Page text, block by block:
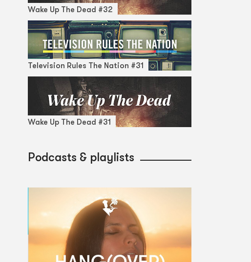
Wake Up The Dead #32
Television Rules The Nation #31
Wake Up The Dead #31
Podcasts & playlists